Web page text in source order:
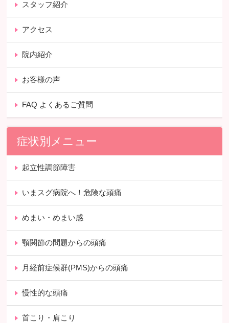
スタッフ紹介
アクセス
院内紹介
お客様の声
FAQ よくあるご質問
症状別メニュー
起立性調節障害
いまスグ病院へ！危険な頭痛
めまい・めまい感
顎関節の問題からの頭痛
月経前症候群(PMS)からの頭痛
慢性的な頭痛
首こり・肩こり